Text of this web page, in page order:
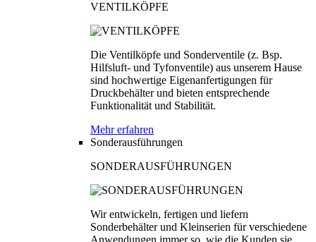
VENTILKÖPFE
Die Ventilköpfe und Sonderventile (z. Bsp.
Hilfsluft- und Tyfonventile) aus unserem Hause
sind hochwertige Eigenanfertigungen für
Druckbehälter und bieten entsprechende
Funktionalität und Stabilität.
Mehr erfahren
Sonderausführungen
SONDERAUSFÜHRUNGEN
Wir entwickeln, fertigen und liefern
Sonderbehälter und Kleinserien für verschiedene
Anwendungen immer so, wie die Kunden sie